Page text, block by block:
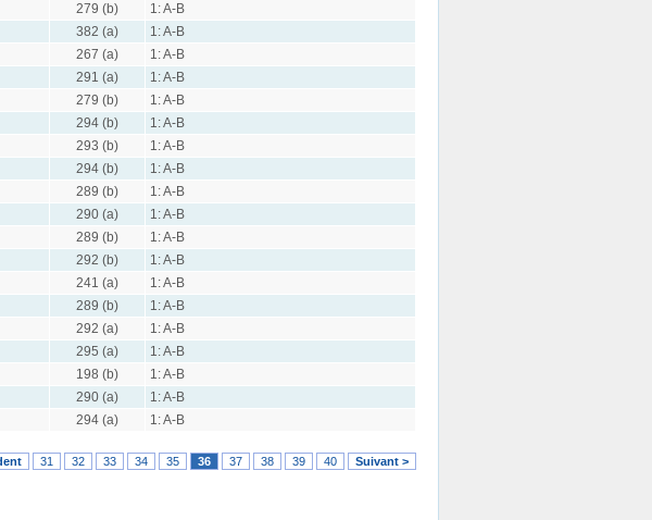
279 (b)
1: A-B
382 (a)
1: A-B
267 (a)
1: A-B
291 (a)
1: A-B
279 (b)
1: A-B
294 (b)
1: A-B
293 (b)
1: A-B
294 (b)
1: A-B
289 (b)
1: A-B
290 (a)
1: A-B
289 (b)
1: A-B
292 (b)
1: A-B
241 (a)
1: A-B
289 (b)
1: A-B
292 (a)
1: A-B
295 (a)
1: A-B
198 (b)
1: A-B
290 (a)
1: A-B
294 (a) 1: A-B
31 32 33 34 35 36 37 38 39 40 Suivant >